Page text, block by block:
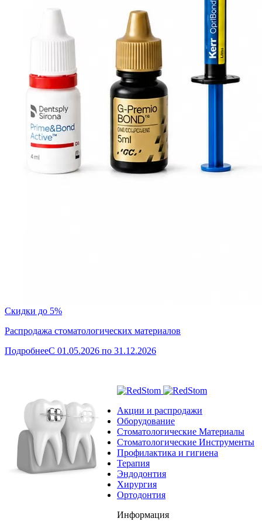
Скидки до 5%
Распродажа стоматологических материалов
ПодробнееC 01.05.2026 по 31.12.2026
Акции и распродажи
Оборудование
Стоматологические Материалы
Стоматологические Инструменты
Профилактика и гигиена
Терапия
Эндодонтия
Хирургия
Ортодонтия
Информация